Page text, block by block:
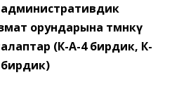
орундарына төмөнкү
(К-А-4 бирдик, К-